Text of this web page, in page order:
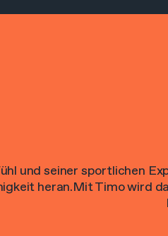
und seiner sportlichen
heran.Mit Timo wird